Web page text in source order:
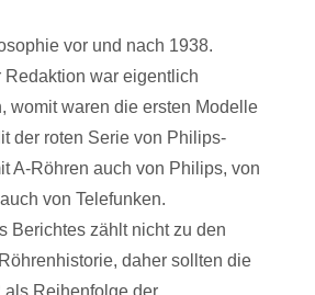
vor und nach 1938.
war eigentlich
womit waren die ersten Modelle
der roten Serie von Philips-
A-Röhren auch von Philips, von
von Telefunken.
Berichtes zählt nicht zu den
daher sollten die
als Reihenfolge der